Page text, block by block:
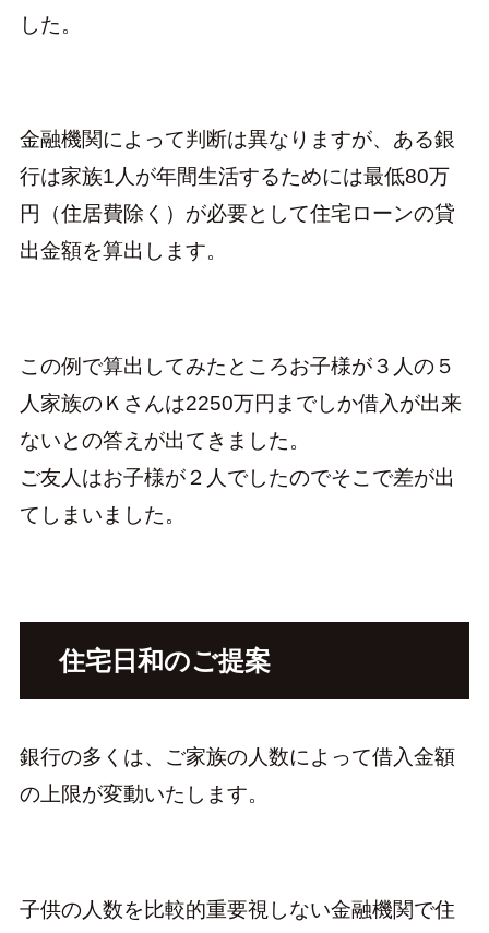
した。
金融機関によって判断は異なりますが、ある銀
行は家族1人が年間生活するためには最低80万
円（住居費除く）が必要として住宅ローンの貸
出金額を算出します。
この例で算出してみたところお子様が３人の５
人家族のＫさんは2250万円までしか借入が出来
ないとの答えが出てきました。
ご友人はお子様が２人でしたのでそこで差が出
てしまいました。
住宅日和のご提案
銀行の多くは、ご家族の人数によって借入金額
の上限が変動いたします。
子供の人数を比較的重要視しない金融機関で住